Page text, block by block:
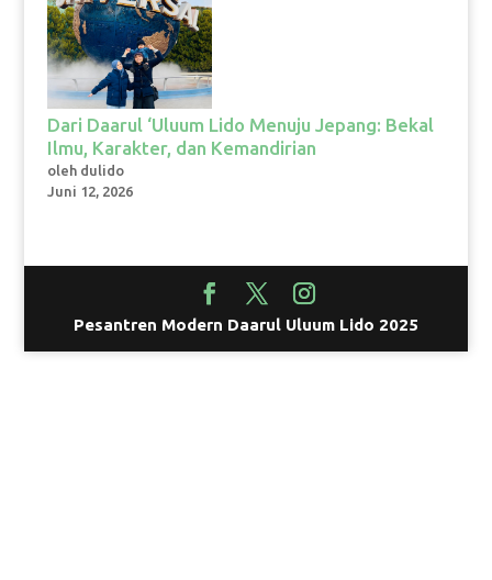
Dari Daarul ‘Uluum Lido Menuju Jepang: Bekal
Ilmu, Karakter, dan Kemandirian
oleh dulido
Juni 12, 2026
Pesantren Modern Daarul Uluum Lido 2025